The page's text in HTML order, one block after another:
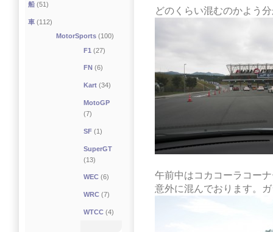
どのくらい混むのかよう
午前中はコカコーラコー
意外に混んでおります。
船 (51)
車 (112)
MotorSports(100)
F1 (27)
FN (6)
Kart (34)
MotoGP
(7)
SF (1)
SuperGT
(13)
WEC (6)
WRC (7)
WTCC (4)